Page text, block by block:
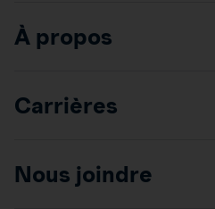
À propos
Carrières
Nous joindre